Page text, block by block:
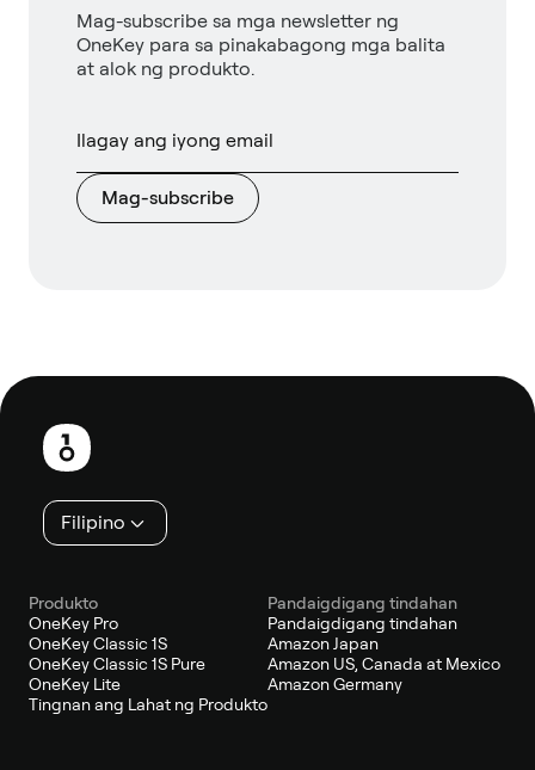
Mag-subscribe sa mga newsletter ng
OneKey para sa pinakabagong mga balita
at alok ng produkto.
Mag-subscribe
Footer
Filipino
Produkto
OneKey Pro
OneKey Classic 1S
OneKey Classic 1S Pure
OneKey Lite
Tingnan ang Lahat ng Produkto
Pandaigdigang tindahan
Pandaigdigang tindahan
Amazon Japan
Amazon US, Canada at Mexico
Amazon Germany